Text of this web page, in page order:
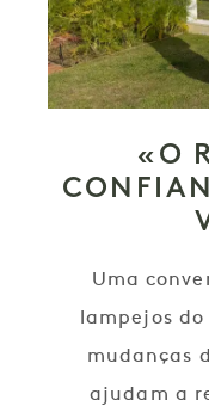
«O
Uma
lampejos
mudanças
ajudam a